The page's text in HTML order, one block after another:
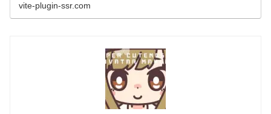
vite-plugin-ssr.com